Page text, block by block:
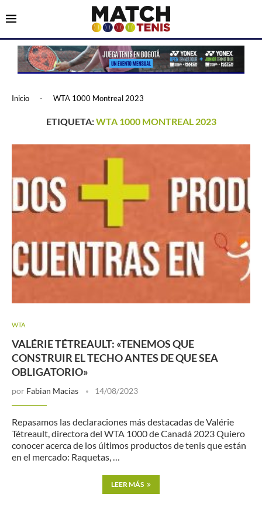
Inicio - WTA 1000 Montreal 2023
ETIQUETA:WTA 1000 MONTREAL 2023
WTA
VALÉRIE TÉTREAULT: «TENEMOS QUE
CONSTRUIR EL TECHO ANTES DE QUE SEA
OBLIGATORIO»
por Fabian Macias 14/08/2023
Repasamos las declaraciones más destacadas de Valérie
Tétreault, directora del WTA 1000 de Canadá 2023 Quiero
conocer acerca de los últimos productos de tenis que están
en el mercado: Raquetas, …
LEER MÁS